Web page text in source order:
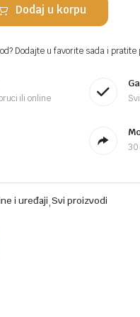
Dodaj u korpu
Dodajte u favorite sada i pratite
ili online
30
i uređaji,Svi proizvodi